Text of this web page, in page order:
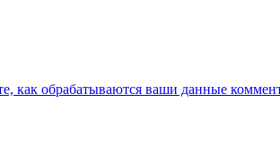
как обрабатываются ваши данные